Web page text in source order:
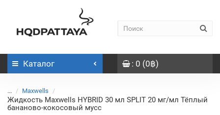
Каталог : 0 (0฿)
... Maxwells
Жидкость Maxwells HYBRID 30 мл SPLIT 20 мг/мл Тёплый
бананово-кокосовый мусс